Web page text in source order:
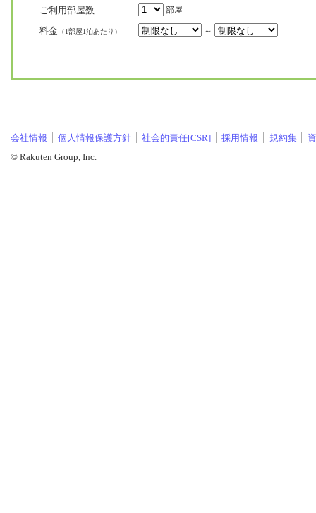
ご利用部屋数 部屋
料金 （1部屋1泊あたり） ～
会社情報 個人情報保護方針 社会的責任[CSR] 採用情報 規約集
© Rakuten Group, Inc.